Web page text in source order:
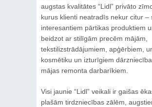
augstas kvalitātes “Lidl” privāto
kurus klienti neatradīs nekur citur –
interesantiem pārtikas produktiem
beidzot ar stilīgām precēm mājām,
tekstilizstrādājumiem, apģērbiem,
kosmētiku un izturīgiem
mājas remonta darbarīkiem.
Visi jaunie “Lidl” veikali ir gaišas
plašām tirdzniecības zālēm,